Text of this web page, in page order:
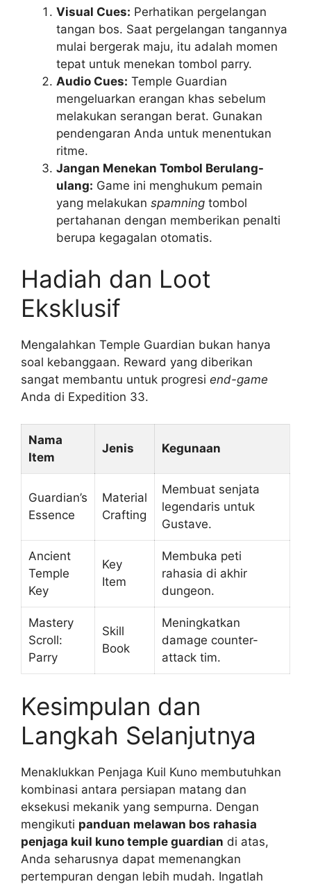
Visual Cues: Perhatikan pergelangan
tangan bos. Saat pergelangan tangannya
mulai bergerak maju, itu adalah momen
tepat untuk menekan tombol parry.
Audio Cues: Temple Guardian
mengeluarkan erangan khas sebelum
melakukan serangan berat. Gunakan
pendengaran Anda untuk menentukan
ritme.
Jangan Menekan Tombol Berulang-
ulang: Game ini menghukum pemain
yang melakukan spamning tombol
pertahanan dengan memberikan penalti
berupa kegagalan otomatis.
Hadiah dan Loot
Eksklusif
Mengalahkan Temple Guardian bukan hanya
soal kebanggaan. Reward yang diberikan
sangat membantu untuk progresi end-game
Anda di Expedition 33.
Nama
Item
Jenis Kegunaan
Guardian’s
Essence
Material
Crafting
Membuat senjata
legendaris untuk
Gustave.
Ancient
Temple
Key
Key
Item
Membuka peti
rahasia di akhir
dungeon.
Mastery
Scroll:
Parry
Skill
Book
Meningkatkan
damage counter-
attack tim.
Kesimpulan dan
Langkah Selanjutnya
Menaklukkan Penjaga Kuil Kuno membutuhkan
kombinasi antara persiapan matang dan
eksekusi mekanik yang sempurna. Dengan
mengikuti panduan melawan bos rahasia
penjaga kuil kuno temple guardian di atas,
Anda seharusnya dapat memenangkan
pertempuran dengan lebih mudah. Ingatlah